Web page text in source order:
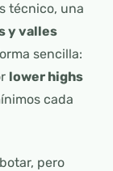
técnico, una
y valles
sencilla:
lower highs
cada
pero